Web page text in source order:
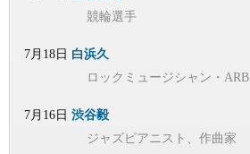
競輪選手
7月18日 白浜久
ロックミュージシャン・ARB
7月16日 渋谷毅
ジャズピアニスト、作曲家